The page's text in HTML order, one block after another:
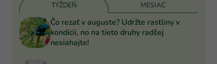
TÝŽDEŇ MESIAC
Čo rezať v auguste? Udržte rastliny v
kondícii, no na tieto druhy radšej
nesiahajte!